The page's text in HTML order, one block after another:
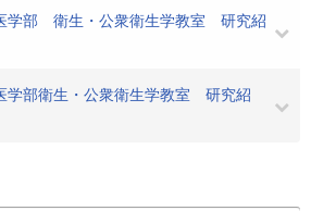
学部 衛生・公衆衛生学教室 研究紹
学部衛生・公衆衛生学教室 研究紹